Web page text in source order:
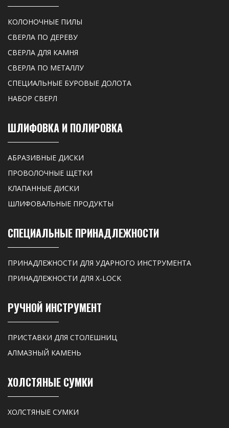
КОЛОНОЧНЫЕ ПИЛЫ
СВЕРЛА ПО ДЕРЕВУ
СВЕРЛА ДЛЯ КАМНЯ
СВЕРЛА ПО МЕТАЛЛУ
СПЕЦИАЛЬНЫЕ БУРОВЫЕ ДОЛОТА
НАБОР СВЕРЛ
ШЛИФОВКА И ПОЛИРОВКА
АБРАЗИВНЫЕ ДИСКИ
ПРОВОЛОЧНЫЕ ЩЕТКИ
КЛАПАННЫЕ ДИСКИ
ШЛИФОВАЛЬНЫЕ ПРОДУКТЫ
СПЕЦИАЛЬНЫЕ ПРИНАДЛЕЖНОСТИ
ПРИНАДЛЕЖНОСТИ ДЛЯ УДАРНОГО ИНСТРУМЕНТА
ПРИНАДЛЕЖНОСТИ ДЛЯ X-LOCK
РУЧНОЙ ИНСТРУМЕНТ
ПРИСТАВКИ ДЛЯ СТОЛЕШНИЦ
АЛМАЗНЫЙ КАМЕНЬ
ХОЛСТЯНЫЕ СУМКИ
ХОЛСТЯНЫЕ СУМКИ